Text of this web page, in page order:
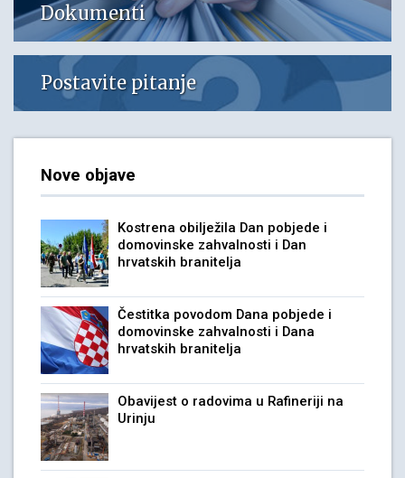
Dokumenti
Postavite pitanje
Nove objave
Kostrena obilježila Dan pobjede i
domovinske zahvalnosti i Dan
hrvatskih branitelja
Čestitka povodom Dana pobjede i
domovinske zahvalnosti i Dana
hrvatskih branitelja
Obavijest o radovima u Rafineriji na
Urinju